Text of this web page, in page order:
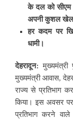
के दल को सीएम
अपनी कुशल खेल
हर कदम पर
धामी।
देहरादून: मुख्यमंत्री
मुख्यमंत्री आवास,
राज्य से प्रतिभाग
किया। इस अवसर
प्रतिभाग करने